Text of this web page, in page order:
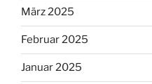
März 2025
Februar 2025
Januar 2025